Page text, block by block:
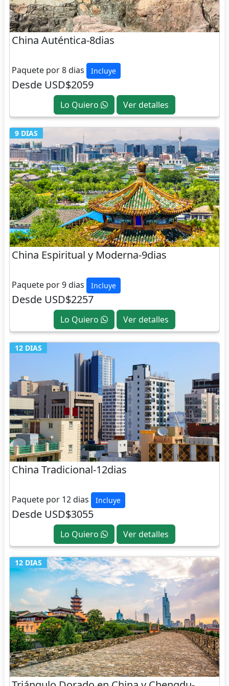
China Auténtica-8dias
Paquete por 8 dias Incluye
Desde USD$2059
Lo Quiero Ver detalles
9 DIAS
China Espiritual y Moderna-9dias
Paquete por 9 dias Incluye
Desde USD$2257
Lo Quiero Ver detalles
12 DIAS
China Tradicional-12dias
Paquete por 12 dias Incluye
Desde USD$3055
Lo Quiero Ver detalles
12 DIAS